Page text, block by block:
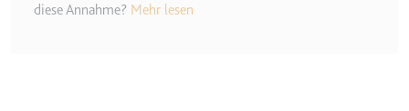
eingebetteten Inhalten zu
diese Annahme? Mehr lesen